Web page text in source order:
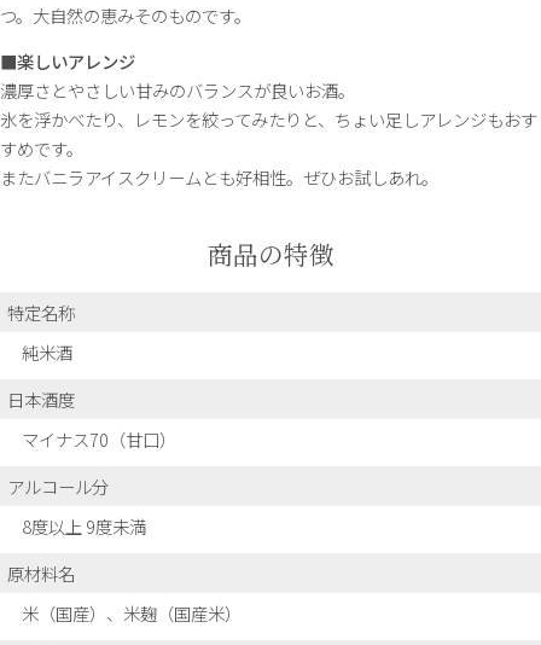
つ。大自然の恵みそのものです。
■楽しいアレンジ
濃厚さとやさしい甘みのバランスが良いお酒。
氷を浮かべたり、レモンを絞ってみたりと、ちょい足しアレンジもおす
すめです。
またバニラアイスクリームとも好相性。ぜひお試しあれ。
商品の特徴
特定名称
純米酒
日本酒度
マイナス70（甘口）
アルコール分
8度以上 9度未満
原材料名
米（国産）、米麹（国産米）